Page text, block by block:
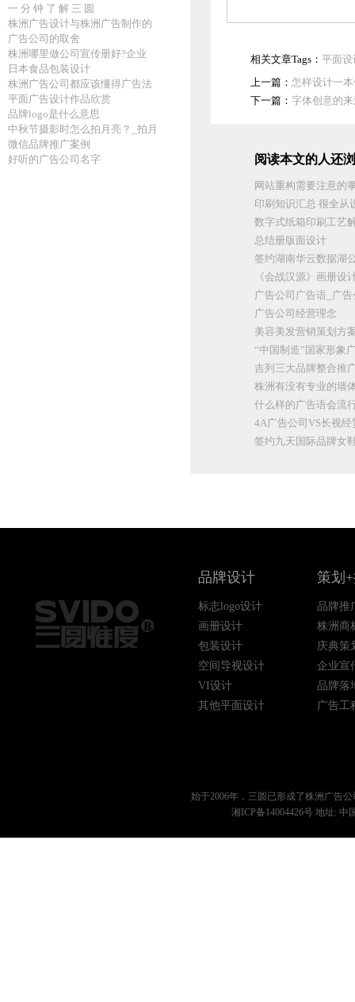
一 分 钟 了 解 三 圆
株洲广告设计与株洲广告制作的
广告公司的取舍
株洲哪里做公司宣传册好?企业
日本食品包装设计
株洲广告公司都应该懂得广告法
平面广告设计作品欣赏
品牌logo是什么意思
中秋节摄影时怎么拍月亮？_拍月
微信品牌推广案例
好听的广告公司名字
相关文章Tags： 平面设
上一篇： 怎样设计一
下一篇： 字体创意的
阅读本文的人还
网站重构需要注意的
印刷知识汇总 很全从
数字式纸箱印刷工艺
总结册版面设计
签约湖南华云数据湖
《会战汉源》画册设
广告公司广告语_广
广告公司经营理念
美容美发营销策划方
“中国制造”国家形象
吉列三大品牌整合推
株洲有没有专业的墙
什么样的广告语会流
4A广告公司VS长视
签约九天国际品牌女
品牌设计
标志logo设计
画册设计
包装设计
空间导视设计
VI设计
其他平面设计
策划
品牌推
株洲商
庆典策
企业宣
品牌落
广告工
始于2006年，三圆已形成了株洲广告公
湘ICP备14004426号 地址: 中